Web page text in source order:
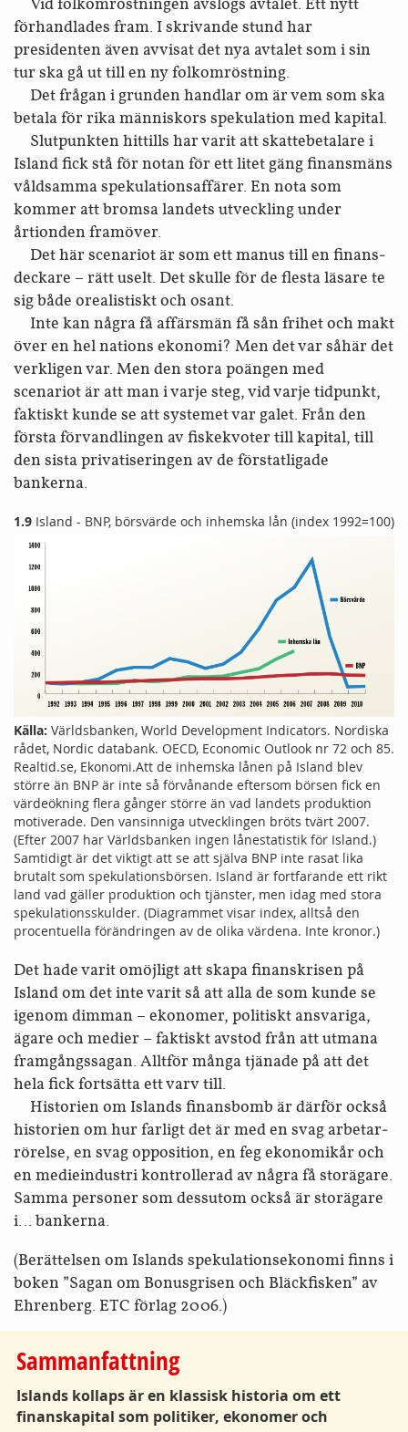
förhandlades fram. I skrivande stund har
presidenten även avvisat det nya avtalet som i sin
tur ska gå ut till en ny folk­omröstning.
Det frågan i grunden handlar om är vem som ska
betala för rika människors spekulation med kapital.
Slutpunkten hittills har varit att skatte­betalare i
Island fick stå för notan för ett litet gäng finans­mäns
våld­samma spekulations­affärer. En nota som
kommer att bromsa landets utveckling under
årtionden framöver.
Det här scenariot är som ett manus till en finans­
deckare – rätt uselt. Det skulle för de flesta läsare te
sig både orealistiskt och osant.
Inte kan några få affärsmän få sån frihet och makt
över en hel nations ekonomi? Men det var såhär det
verkligen var. Men den stora poängen med
scenariot är att man i varje steg, vid varje tidpunkt,
faktiskt kunde se att systemet var galet. Från den
första förvandlingen av fiskekvoter till kapital, till
den sista privatiseringen av de för­statligade
bankerna.
1.9 Island - BNP, börsvärde och inhemska lån (index 1992=100)
Källa: Världsbanken, World Development Indicators. Nordiska
rådet, Nordic databank. OECD, Economic Outlook nr 72 och 85.
Realtid.se, Ekonomi.Att de inhemska lånen på Island blev
större än BNP är inte så förvånande eftersom börsen fick en
värde­ökning flera gånger större än vad landets produktion
motiverade. Den vansinniga utvecklingen bröts tvärt 2007.
(Efter 2007 har Världs­banken ingen låne­statistik för Island.)
Samtidigt är det viktigt att se att själva BNP inte rasat lika
brutalt som spekulations­börsen. Island är fortfarande ett rikt
land vad gäller produktion och tjänster, men idag med stora
spekulations­skulder. (Diagrammet visar index, alltså den
procentuella förändringen av de olika värdena. Inte kronor.)
Det hade varit omöjligt att skapa finans­krisen på
Island om det inte varit så att alla de som kunde se
igenom dimman – ekonomer, politiskt ansvariga,
ägare och medier – faktiskt avstod från att utmana
framgångs­sagan. Alltför många tjänade på att det
hela fick fortsätta ett varv till.
Historien om Islands finans­bomb är därför också
historien om hur farligt det är med en svag arbetar­
rörelse, en svag opposition, en feg ekonomi­kår och
en medie­industri kontrollerad av några få stor­ägare.
Samma personer som dessutom också är storägare
i… bankerna.
(Berättelsen om Islands spekulations­ekonomi finns i
boken ”Sagan om Bonusgrisen och Bläckfisken” av
Ehrenberg. ETC förlag 2006.)
Sammanfattning
Islands kollaps är en klassisk historia om ett
finanskapital som politiker, ekonomer och